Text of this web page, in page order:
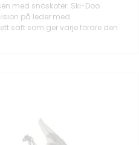
med snöskoter. Ski-Doo
på leder med
sätt som ger varje förare den